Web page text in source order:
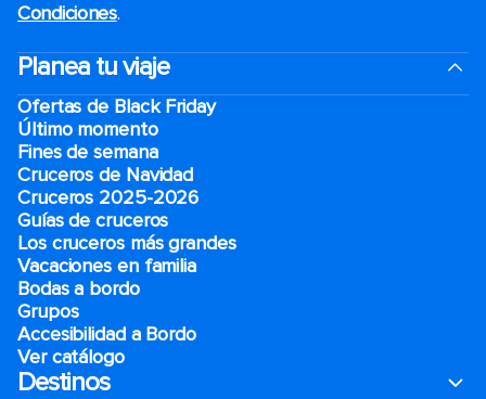
Condiciones.
Planea tu viaje
Ofertas de Black Friday
Último momento
Fines de semana
Cruceros de Navidad
Cruceros 2025-2026
Guías de cruceros
Los cruceros más grandes
Vacaciones en familia
Bodas a bordo
Grupos
Accesibilidad a Bordo
Ver catálogo
Destinos